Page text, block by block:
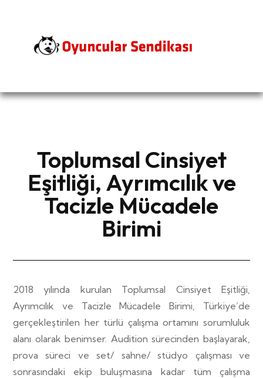
Toplumsal Cinsiyet
Eşitliği, Ayrımcılık ve
Tacizle Mücadele
Birimi
2018 yılında kurulan Toplumsal Cinsiyet Eşitliği,
Ayrımcılık ve Tacizle Mücadele Birimi, Türkiye’de
gerçekleştirilen her türlü çalışma ortamını sorumluluk
alanı olarak benimser. Audition sürecinden başlayarak,
prova süreci ve set/ sahne/ stüdyo çalışması ve
sonrasındaki ekip buluşmasına kadar tüm çalışma